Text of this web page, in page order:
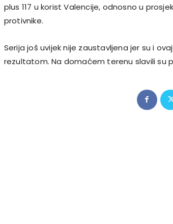
plus 117 u korist Valencije, odnosno u
protivnike.
Serija još uvijek nije zaustavljena jer su i
rezultatom. Na domaćem terenu slavili su